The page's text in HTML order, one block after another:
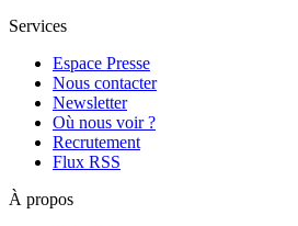
Services
Espace Presse
Nous contacter
Newsletter
Où nous voir ?
Recrutement
Flux RSS
À propos